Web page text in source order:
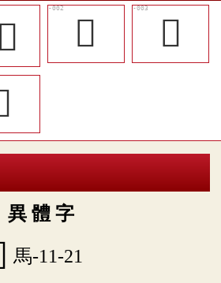
𩥗
𩦁
異 體 字
馬-11-21